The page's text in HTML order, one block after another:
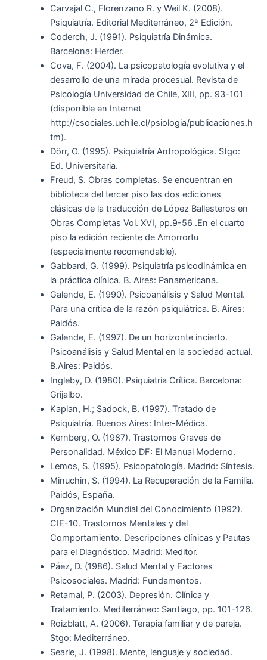
Carvajal C., Florenzano R. y Weil K. (2008).
Psiquiatría. Editorial Mediterráneo, 2ª Edición.
Coderch, J. (1991). Psiquiatría Dinámica.
Barcelona: Herder.
Cova, F. (2004). La psicopatología evolutiva y el
desarrollo de una mirada procesual. Revista de
Psicología Universidad de Chile, XIII, pp. 93-101
(disponible en Internet
http://csociales.uchile.cl/psiologia/publicaciones.h
tm).
Dörr, O. (1995). Psiquiatría Antropológica. Stgo:
Ed. Universitaria.
Freud, S. Obras completas. Se encuentran en
biblioteca del tercer piso las dos ediciones
clásicas de la traducción de López Ballesteros en
Obras Completas Vol. XVI, pp.9-56 .En el cuarto
piso la edición reciente de Amorrortu
(especialmente recomendable).
Gabbard, G. (1999). Psiquiatría psicodinámica en
la práctica clínica. B. Aires: Panamericana.
Galende, E. (1990). Psicoanálisis y Salud Mental.
Para una crítica de la razón psiquiátrica. B. Aires:
Paidós.
Galende, E. (1997). De un horizonte incierto.
Psicoanálisis y Salud Mental en la sociedad actual.
B.Aires: Paidós.
Ingleby, D. (1980). Psiquiatria Crítica. Barcelona:
Grijalbo.
Kaplan, H.; Sadock, B. (1997). Tratado de
Psiquiatría. Buenos Aires: Inter-Médica.
Kernberg, O. (1987). Trastornos Graves de
Personalidad. México DF: El Manual Moderno.
Lemos, S. (1995). Psicopatología. Madrid: Síntesis.
Minuchin, S. (1994). La Recuperación de la Familia.
Paidós, España.
Organización Mundial del Conocimiento (1992).
CIE-10. Trastornos Mentales y del
Comportamiento. Descripciones clínicas y Pautas
para el Diagnóstico. Madrid: Meditor.
Páez, D. (1986). Salud Mental y Factores
Psicosociales. Madrid: Fundamentos.
Retamal, P. (2003). Depresión. Clínica y
Tratamiento. Mediterráneo: Santiago, pp. 101-126.
Roizblatt, A. (2006). Terapia familiar y de pareja.
Stgo: Mediterráneo.
Searle, J. (1998). Mente, lenguaje y sociedad.